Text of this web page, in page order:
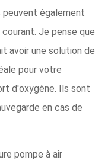
également
Je pense que
avoir une solution de
pour votre
d'oxygène. Ils sont
en cas de
pompe à air